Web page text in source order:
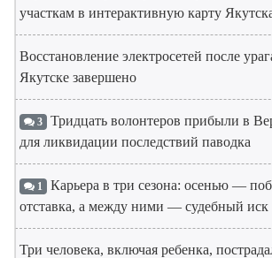
участкам в интерактивную карту
Восстановление электросетей после
Якутске завершено
3 Тридцать волонтеров прибыли в
для ликвидации последствий паводка
1 Карьера в три сезона: осенью —
отставка, а между ними — судебный иск
Три человека, включая ребенка,